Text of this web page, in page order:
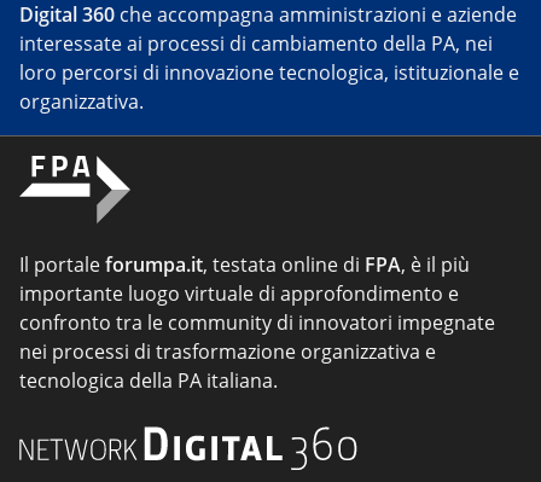
Digital 360 che accompagna amministrazioni e aziende
interessate ai processi di cambiamento della PA, nei
loro percorsi di innovazione tecnologica, istituzionale e
organizzativa.
Il portaleforumpa.it, testata online di FPA, è il più
importante luogo virtuale di approfondimento e
confronto tra le community di innovatori impegnate
nei processi di trasformazione organizzativa e
tecnologica della PA italiana.